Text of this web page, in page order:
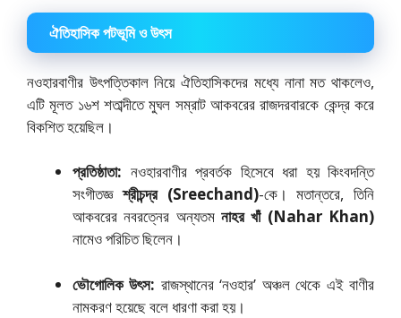
ঐতিহাসিক পটভূমি ও উৎস
নওহারবাণীর উৎপত্তিকাল নিয়ে ঐতিহাসিকদের মধ্যে নানা মত থাকলেও,
এটি মূলত ১৬শ শতাব্দীতে মুঘল সম্রাট আকবরের রাজদরবারকে কেন্দ্র করে
বিকশিত হয়েছিল।
প্রতিষ্ঠাতা: নওহারবাণীর প্রবর্তক হিসেবে ধরা হয় কিংবদন্তি
সংগীতজ্ঞশ্রীচন্দ্র (Sreechand)-কে। মতান্তরে, তিনি
আকবরের নবরত্নের অন্যতম নাহর খাঁ (Nahar Khan)
নামেও পরিচিত ছিলেন।
ভৌগোলিক উৎস: রাজস্থানের ‘নওহার’ অঞ্চল থেকে এই বাণীর
নামকরণ হয়েছে বলে ধারণা করা হয়।